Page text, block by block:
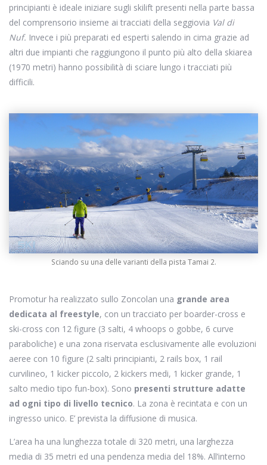
principianti è ideale iniziare sugli skilift presenti nella parte bassa
del comprensorio insieme ai tracciati della seggiovia Val di
Nuf. Invece i più preparati ed esperti salendo in cima grazie ad
altri due impianti che raggiungono il punto più alto della skiarea
(1970 metri) hanno possibilità di sciare lungo i tracciati più
difficili.
Sciando su una delle varianti della pista Tamai 2.
Promotur ha realizzato sullo Zoncolan una grande area
dedicata al freestyle, con un tracciato per boarder-cross e
ski-cross con 12 figure (3 salti, 4 whoops o gobbe, 6 curve
paraboliche) e una zona riservata esclusivamente alle evoluzioni
aeree con 10 figure (2 salti principianti, 2 rails box, 1 rail
curvilineo, 1 kicker piccolo, 2 kickers medi, 1 kicker grande, 1
salto medio tipo fun-box). Sono presenti strutture adatte
ad ogni tipo di livello tecnico. La zona è recintata e con un
ingresso unico. E’ prevista la diffusione di musica.
L’area ha una lunghezza totale di 320 metri, una larghezza
media di 35 metri ed una pendenza media del 18%. All’interno